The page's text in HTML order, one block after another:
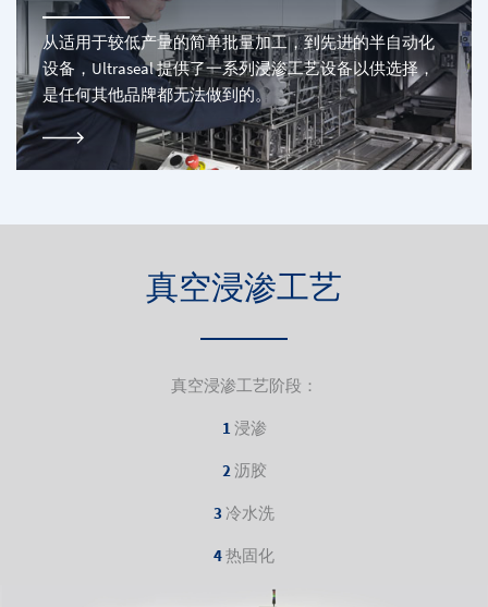
从适用于较低产量的简单批量加工，到先进的半自动化
设备，Ultraseal 提供了一系列浸渗工艺设备以供选择，
是任何其他品牌都无法做到的。
真空浸渗工艺
真空浸渗工艺阶段：
1浸渗
2沥胶
3 冷水洗
4热固化